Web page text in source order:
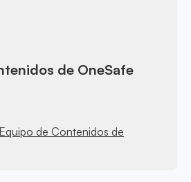
de OneSafe
de Contenidos de